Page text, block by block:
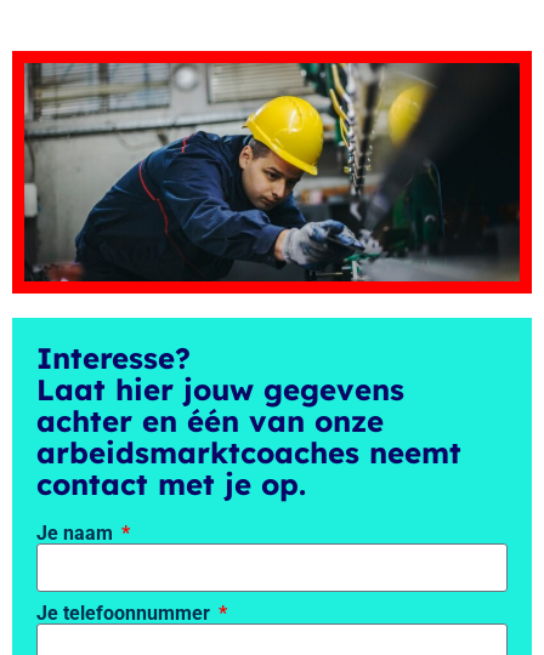
Interesse?
Laat hier jouw gegevens
achter en één van onze
arbeidsmarktcoaches neemt
contact met je op.
Je naam
Je telefoonnummer